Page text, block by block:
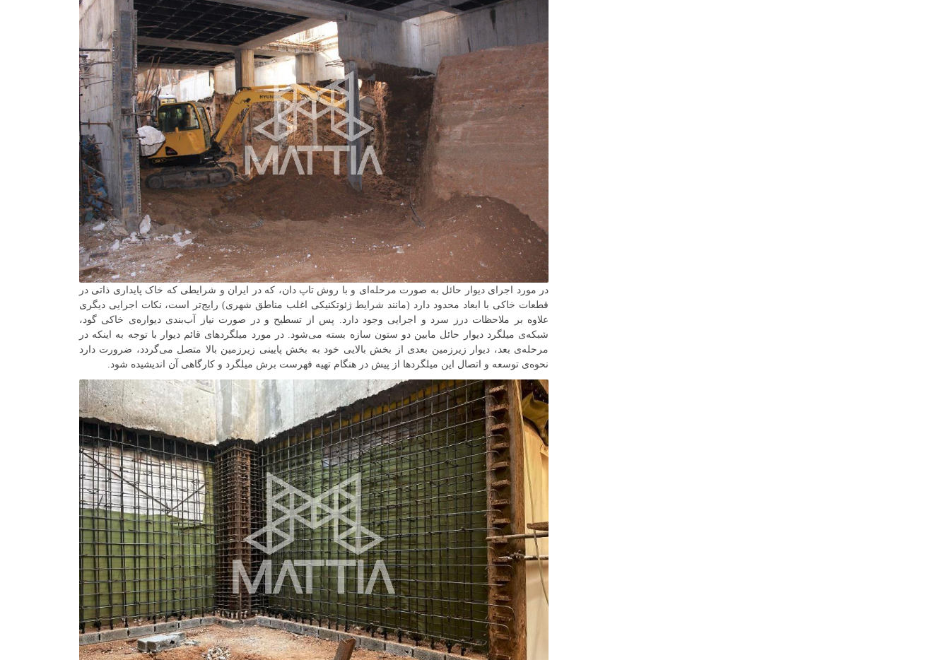
در مورد اجرای دیوار حائل به صورت مرحله‌ای و با روش تاپ دان، که در ایران و شرایطی که خاک پایداری ذاتی در
قطعات خاکی با ابعاد محدود دارد (مانند شرایط ژئوتکنیکی اغلب مناطق شهری) رایج‌تر است، نکات اجرایی دیگری
علاوه بر ملاحظات درز سرد و اجرایی وجود دارد. پس از تسطیح و در صورت نیاز آب‌بندی دیواره‌ی خاکی گود،
شبکه‌ی میلگرد دیوار حائل مابین دو ستون سازه بسته می‌شود. در مورد میلگردهای قائم دیوار با توجه به اینکه در
مرحله‌ی بعد، دیوار زیرزمین بعدی از بخش بالایی خود به بخش پایینی زیرزمین بالا متصل می‌گردد، ضرورت دارد
نحوه‌ی توسعه و اتصال این میلگردها از پیش در هنگام تهیه فهرست برش میلگرد و کارگاهی آن اندیشیده شود.